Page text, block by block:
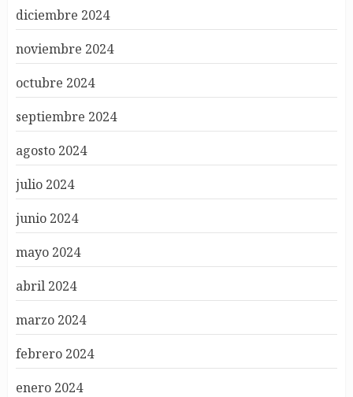
diciembre 2024
noviembre 2024
octubre 2024
septiembre 2024
agosto 2024
julio 2024
junio 2024
mayo 2024
abril 2024
marzo 2024
febrero 2024
enero 2024